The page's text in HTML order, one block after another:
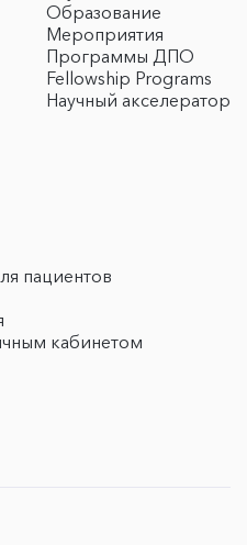
Образование
Мероприятия
Программы ДПО
Fellowship Programs
Научный акселератор
пациентов
кабинетом